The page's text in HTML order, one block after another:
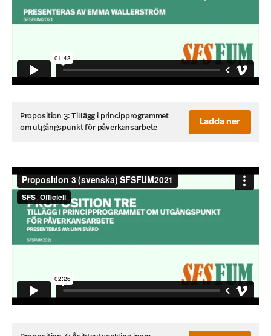
Proposition 3: Tillägg i principprogrammet
om utgångspunkt för påverkansarbete
Ladda ner